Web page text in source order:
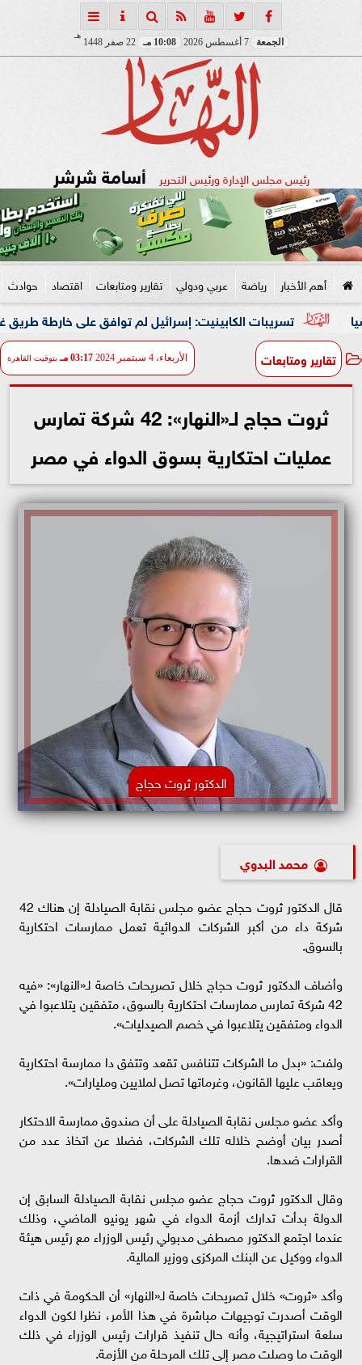
الجمعة 7 أغسطس 2026 10:08 مـ 22 صفر 1448
هـ
رئيس مجلس الإدارة ورئيس التحرير أسامة شرشر
أهم الأخبار رياضة عربي ودولي تقارير ومتابعات اقتصاد حوادث
تسريبات الكابينيت: إسرائيل لم توافق على خارطة طريق غزة وحماس
تقارير ومتابعات الأربعاء، 4 سبتمبر 2024 03:17 مـ بتوقيت القاهرة
ثروت حجاج لـ«النهار»: 42 شركة تمارس
عمليات احتكارية بسوق الدواء في مصر
الدكتور ثروت حجاج
محمد البدوي
قال الدكتور ثروت حجاج عضو مجلس نقابة الصيادلة إن هناك 42
شركة داء من أكبر الشركات الدوائية تعمل ممارسات احتكارية
بالسوق.
وأضاف الدكتور ثروت حجاج خلال تصريحات خاصة لـ«النهار»: «فيه
42 شركة تمارس ممارسات احتكارية بالسوق، متفقين يتلاعبوا في
الدواء ومتفقين يتلاعبوا في خصم الصيدليات».
ولفت: «بدل ما الشركات تتنافس تقعد وتتفق دا ممارسة احتكارية
ويعاقب عليها القانون، وغرماتها تصل لملايين ومليارات».
وأكد عضو مجلس نقابة الصيادلة على أن صندوق ممارسة الاحتكار
أصدر بيان أوضح خلاله تلك الشركات، فضلا عن اتخاذ عدد من
القرارات ضدها.
وقال الدكتور ثروت حجاج عضو مجلس نقابة الصيادلة السابق إن
الدولة بدأت تدارك أزمة الدواء في شهر يونيو الماضي، وذلك
عندما اجتمع الدكتور مصطفى مدبولي رئيس الوزراء مع رئيس هيئة
الدواء ووكيل عن البنك المركزى ووزير المالية.
وأكد «ثروت» خلال تصريحات خاصة لـ«النهار» أن الحكومة في ذات
الوقت أصدرت توجيهات مباشرة في هذا الأمر، نظرا لكون الدواء
سلعة استراتيجية، وأنه حال تنفيذ قرارات رئيس الوزراء في ذلك
الوقت ما وصلت مصر إلى تلك المرحلة من الأزمة.